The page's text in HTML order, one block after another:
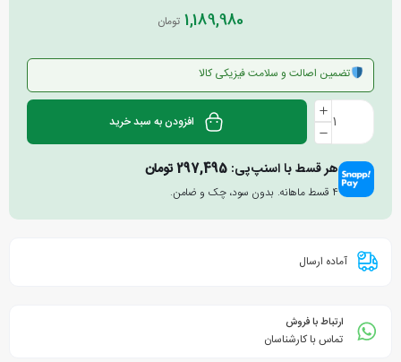
1,189,980 تومان
تضمین اصالت و سلامت فیزیکی کالا
افزودن به سبد خرید
هر قسط با اسنپ‌پی: 297,495تومان
۴ قسط ماهانه. بدون سود، چک و ضامن.
آماده ارسال
ارتباط با فروش
تماس با کارشناسان